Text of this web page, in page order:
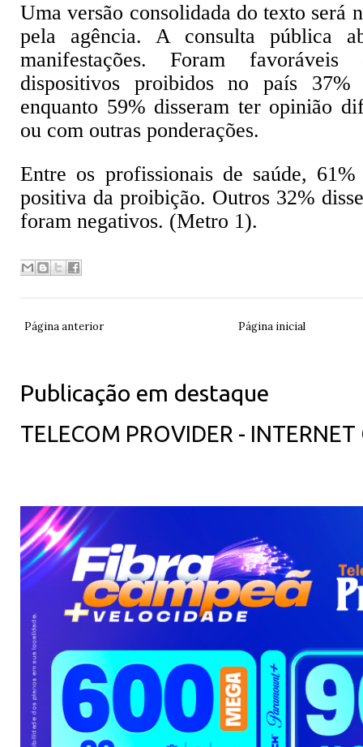
Uma versão consolidada do texto será
pela agência. A consulta pública
manifestações. Foram
dispositivos proibidos no país 37%
enquanto 59% disseram ter opinião
ou com outras ponderações.
Entre os profissionais de saúde,
positiva da proibição. Outros 32%
foram negativos. (Metro 1).
Página anterior Página inicial
Publicação em destaque
TELECOM PROVIDER -